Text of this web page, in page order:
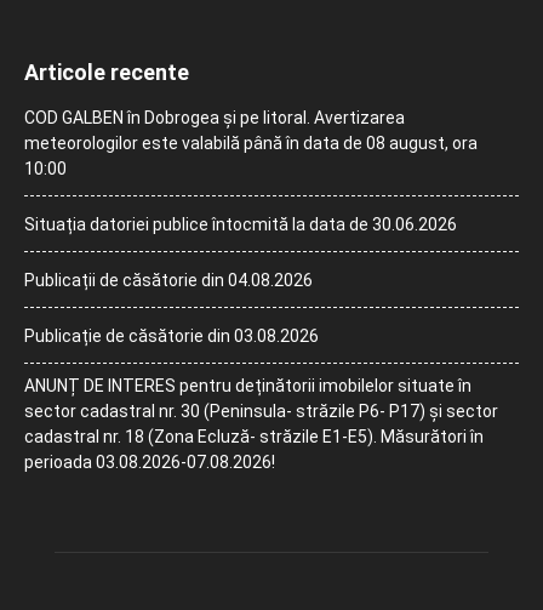
Articole recente
COD GALBEN în Dobrogea și pe litoral. Avertizarea
meteorologilor este valabilă până în data de 08 august, ora
10:00
Situația datoriei publice întocmită la data de 30.06.2026
Publicații de căsătorie din 04.08.2026
Publicație de căsătorie din 03.08.2026
ANUNȚ DE INTERES pentru deținătorii imobilelor situate în
sector cadastral nr. 30 (Peninsula- străzile P6- P17) și sector
cadastral nr. 18 (Zona Ecluză- străzile E1-E5). Măsurători în
perioada 03.08.2026-07.08.2026!